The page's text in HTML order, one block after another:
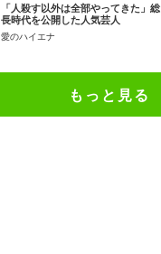
「人殺す以外は全部やってきた」総
長時代を公開した人気芸人
愛のハイエナ
もっと見る